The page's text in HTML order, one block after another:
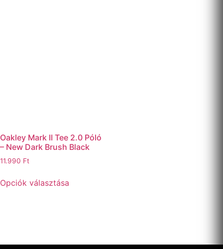
Oakley Mark II Tee 2.0 Póló
– New Dark Brush Black
11.990 Ft
Opciók választása